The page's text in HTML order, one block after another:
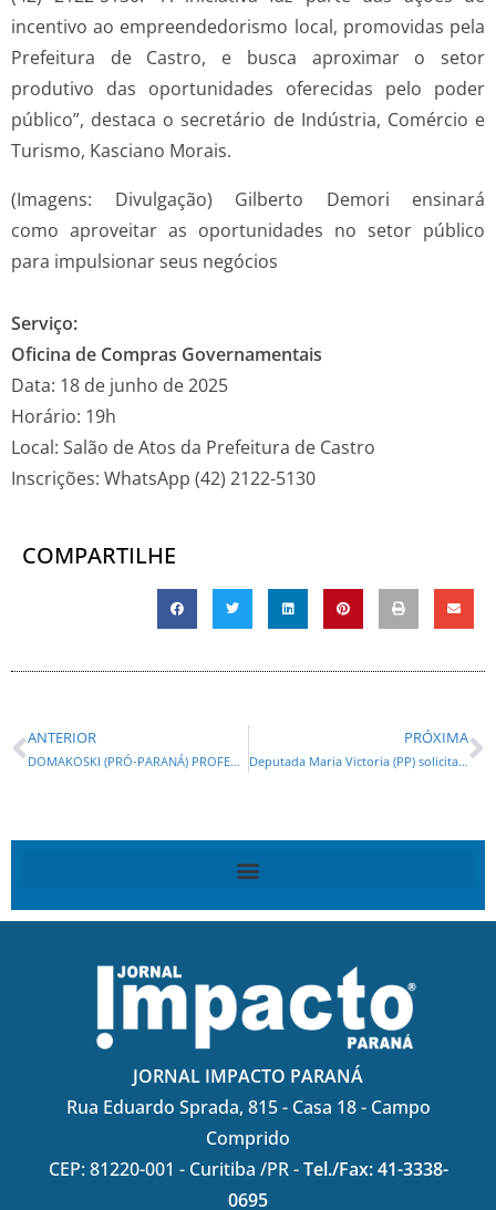
incentivo ao empreendedorismo local, promovidas pela
Prefeitura de Castro, e busca aproximar o setor
produtivo das oportunidades oferecidas pelo poder
público”, destaca o secretário de Indústria, Comércio e
Turismo, Kasciano Morais.
(Imagens: Divulgação) Gilberto Demori ensinará
como aproveitar as oportunidades no setor público
para impulsionar seus negócios
Serviço:
Oficina de Compras Governamentais
Data: 18 de junho de 2025
Horário: 19h
Local: Salão de Atos da Prefeitura de Castro
Inscrições: WhatsApp (42) 2122-5130
COMPARTILHE
ANTERIOR
DOMAKOSKI (PRÓ-PARANÁ) PROFERE PALESTRA NO CAFÉ DA MANHÃ DA JBM, NO SENAC/CURITIBA
PRÓXIMA
Deputada Maria Victoria (PP) solicita inclusão de vacina contra bronquiolite no SUS para crianças de até dois anos
JORNAL IMPACTO PARANÁ
Rua Eduardo Sprada, 815 - Casa 18 - Campo
Comprido
CEP: 81220-001 - Curitiba /PR -Tel./Fax: 41-3338-
0695